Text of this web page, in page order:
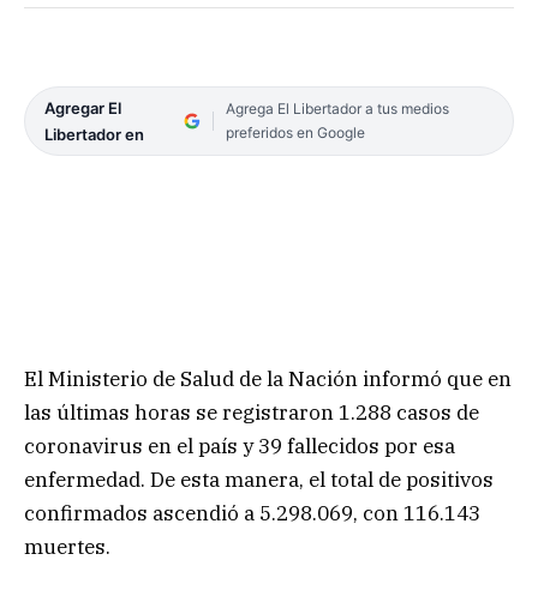
Agregar El
Libertador en
Agrega El Libertador a tus medios
preferidos en Google
El Ministerio de Salud de la Nación informó que en
las últimas horas se registraron 1.288 casos de
coronavirus en el país y 39 fallecidos por esa
enfermedad. De esta manera, el total de positivos
confirmados ascendió a 5.298.069, con 116.143
muertes.